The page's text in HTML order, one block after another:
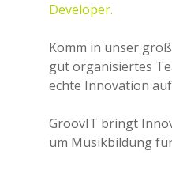
Developer.
Komm in unser
gut organisiertes
echte Innovation
GroovIT bringt
um Musikbildung